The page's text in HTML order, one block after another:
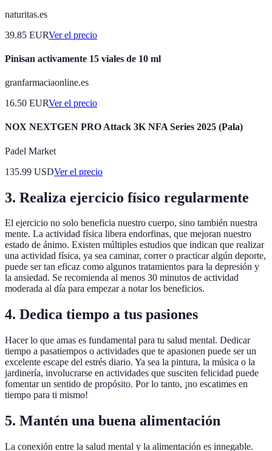
naturitas.es
39.85 EURVer el precio
Pinisan activamente 15 viales de 10 ml
granfarmaciaonline.es
16.50 EURVer el precio
NOX NEXTGEN PRO Attack 3K NFA Series 2025 (Pala)
Padel Market
135.99 USDVer el precio
3. Realiza ejercicio físico regularmente
El ejercicio no solo beneficia nuestro cuerpo, sino también nuestra
mente. La actividad física libera endorfinas, que mejoran nuestro
estado de ánimo. Existen múltiples estudios que indican que realizar
una actividad física, ya sea caminar, correr o practicar algún deporte,
puede ser tan eficaz como algunos tratamientos para la depresión y
la ansiedad. Se recomienda al menos 30 minutos de actividad
moderada al día para empezar a notar los beneficios.
4. Dedica tiempo a tus pasiones
Hacer lo que amas es fundamental para tu salud mental. Dedicar
tiempo a pasatiempos o actividades que te apasionen puede ser un
excelente escape del estrés diario. Ya sea la pintura, la música o la
jardinería, involucrarse en actividades que susciten felicidad puede
fomentar un sentido de propósito. Por lo tanto, ¡no escatimes en
tiempo para ti mismo!
5. Mantén una buena alimentación
La conexión entre la salud mental y la alimentación es innegable.